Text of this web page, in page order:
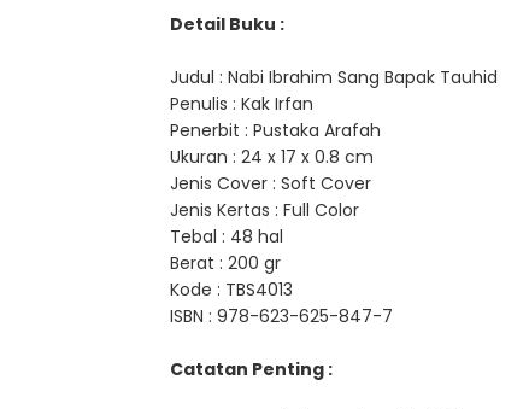
Detail Buku :
Judul : Nabi Ibrahim Sang Bapak Tauhid
Penulis : Kak Irfan
Penerbit : Pustaka Arafah
Ukuran : 24 x 17 x 0.8 cm
Jenis Cover : Soft Cover
Jenis Kertas : Full Color
Tebal : 48 hal
Berat : 200 gr
Kode : TBS4013
ISBN : 978-623-625-847-7
Catatan Penting :